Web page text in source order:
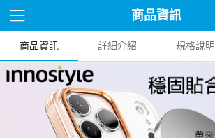
商品資訊
商品資訊 詳細介紹 規格說明